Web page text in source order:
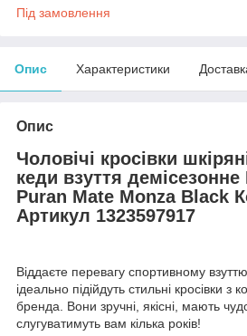
Під замовлення
Опис Характеристики
Опис
Чоловічі кросівки
кеди взуття
Puran Mate Monza Black
Артикул 1323597917
Віддаєте перевагу спортивному
ідеально підійдуть стильні кросівки з
бренда. Вони зручні, якісні, мають
слугуватимуть вам кілька років!